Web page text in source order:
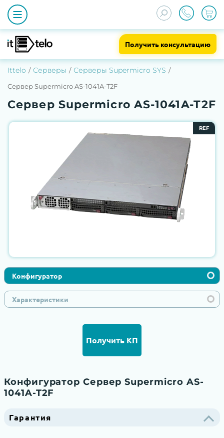
Получить консультацию
Ittelo Серверы Серверы Supermicro SYS
Сервер Supermicro AS-1041A-T2F
Сервер Supermicro AS-1041A-T2F
REF
Конфигуратор
Характеристики
Получить КП
Конфигуратор Сервер Supermicro AS-
1041A-T2F
Гарантия